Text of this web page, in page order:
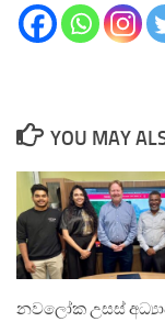
YOU MAY
නවලෝක උසස්